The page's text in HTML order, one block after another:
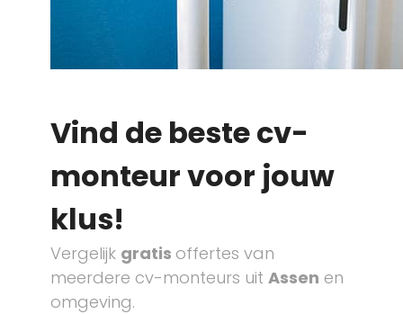
Vind de beste cv-
monteur voor jouw
klus!
Vergelijk gratis offertes van
meerdere cv-monteurs uit Assen en
omgeving.